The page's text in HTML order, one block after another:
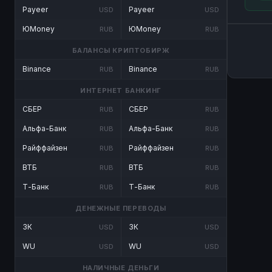
Payeer USD
ЮMoney RUB
Payeer USD
ЮMoney RUB
БАЛАНСЫ КРИПТОБИРЖ
Binance RUB Binance RUB
ИНТЕРНЕТ БАНКИНГ
СБЕР RUB
Альфа-Банк RUB
Райффайзен RUB
ВТБ RUB
Т-Банк RUB
СБЕР RUB
Альфа-Банк RUB
Райффайзен RUB
ВТБ RUB
Т-Банк RUB
ДЕНЕЖНЫЕ ПЕРЕВОДЫ
ЗК USD
WU USD
ЗК USD
WU USD
НАЛИЧНЫЕ ДЕНЬГИ